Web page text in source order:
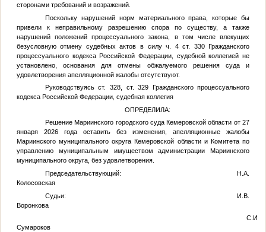
сторонами требований и возражений.
Поскольку нарушений норм материального права, которые бы
привели к неправильному разрешению спора по существу, а также
нарушений положений процессуального закона, в том числе влекущих
безусловную отмену судебных актов в силу ч. 4 ст. 330 Гражданского
процессуального кодекса Российской Федерации, судебной коллегией не
установлено, основания для отмены обжалуемого решения суда и
удовлетворения апелляционной жалобы отсутствуют.
Руководствуясь ст. 328, ст. 329 Гражданского процессуального
кодекса Российской Федерации, судебная коллегия
ОПРЕДЕЛИЛА:
Решение Мариинского городского суда Кемеровской области от 27
января 2026 года оставить без изменения, апелляционные жалобы
Мариинского муниципального округа Кемеровской области и Комитета по
управлению муниципальным имуществом администрации Мариинского
муниципального округа, без удовлетворения.
Председательствующий: Н.А.
Колосовская
Судьи: И.В.
Воронкова
С.И.
Сумароков